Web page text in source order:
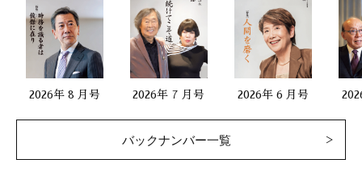
2026年 8 月号 2026年 7 月号 2026年 6 月号
バックナンバー一覧